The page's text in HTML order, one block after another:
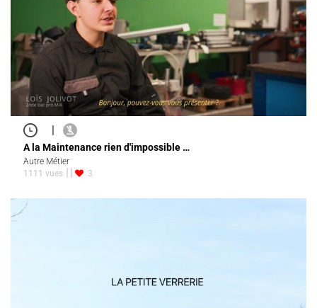
|
A la Maintenance rien d'impossible …
Autre Métier
1111 vues
3